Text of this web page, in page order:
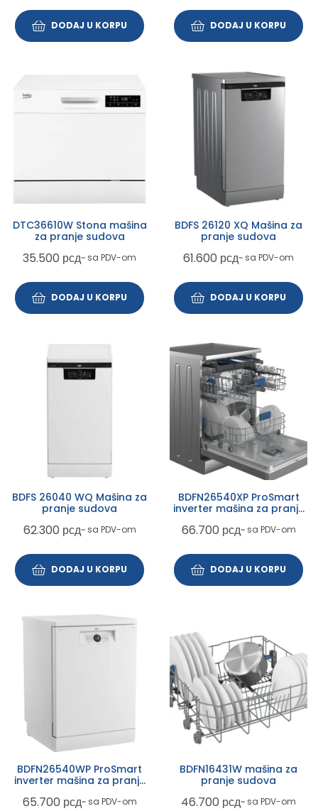
DODAJ U KORPU DODAJ U KORPU
DTC36610W Stona mašina
za pranje sudova
35.500 рсд~ sa PDV-om
DODAJ U KORPU
BDFS 26120 XQ Mašina za
pranje sudova
61.600 рсд~ sa PDV-om
DODAJ U KORPU
BDFS 26040 WQ Mašina za
pranje sudova
62.300 рсд~ sa PDV-om
DODAJ U KORPU
BDFN26540XP ProSmart
inverter mašina za pranje
66.700 рсд~ sa PDV-om
DODAJ U KORPU
BDFN26540WP ProSmart
inverter mašina za pranje
65.700 рсд~ sa PDV-om
BDFN16431W mašina za
pranje sudova
46.700 рсд~ sa PDV-om